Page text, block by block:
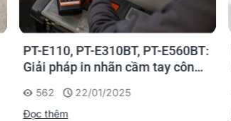
PT-E110, PT-E310BT, PT-E560BT:
Giải pháp in nhãn cầm tay công
562
22/01/2025
Đọc thêm